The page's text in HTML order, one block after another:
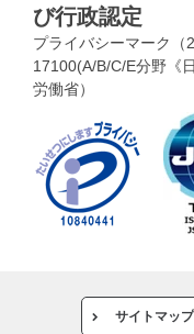
び行政認定
プライバシーマーク（
17100(A/B/C/E分野《
労働省）
サイトマップ